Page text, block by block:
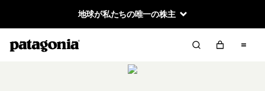
地球が私たちの唯一の株主